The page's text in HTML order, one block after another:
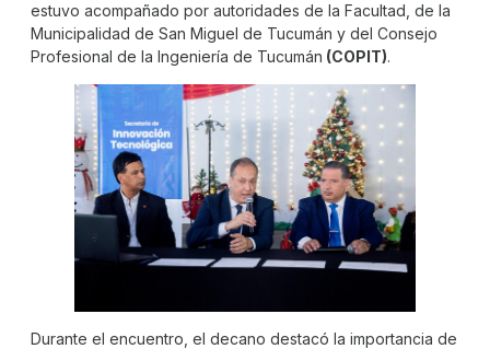
estuvo acompañado por autoridades de la Facultad, de la
Municipalidad de San Miguel de Tucumán y del Consejo
Profesional de la Ingeniería de Tucumán (COPIT).
Durante el encuentro, el decano destacó la importancia de